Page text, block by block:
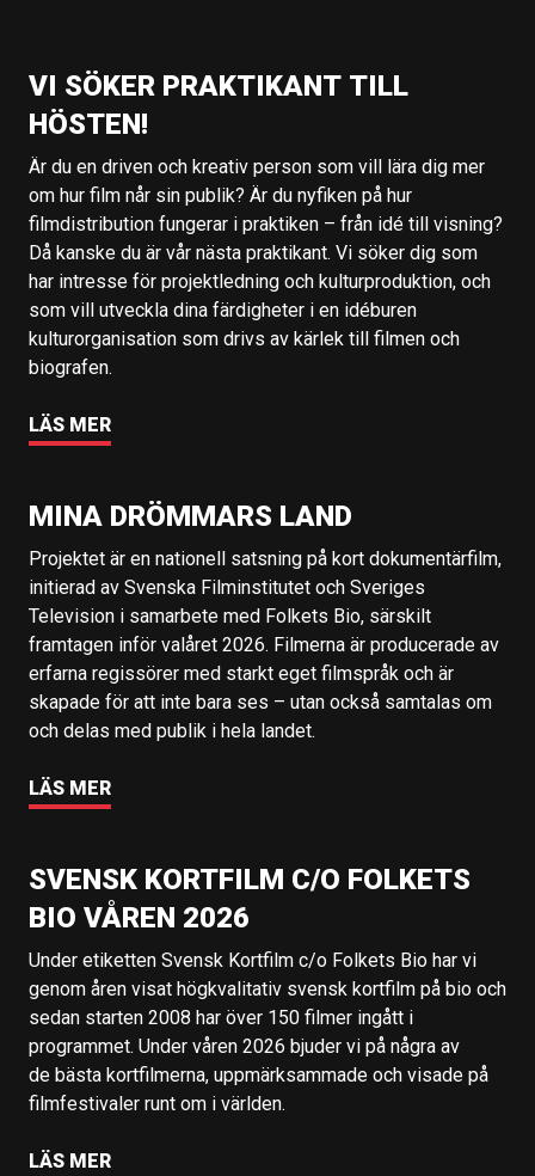
VI SÖKER PRAKTIKANT TILL
HÖSTEN!
Är du en driven och kreativ person som vill lära dig mer
om hur film når sin publik? Är du nyfiken på hur
filmdistribution fungerar i praktiken – från idé till visning?
Då kanske du är vår nästa praktikant. Vi söker dig som
har intresse för projektledning och kulturproduktion, och
som vill utveckla dina färdigheter i en idéburen
kulturorganisation som drivs av kärlek till filmen och
biografen.
LÄS MER
MINA DRÖMMARS LAND
Projektet är en nationell satsning på kort dokumentärfilm,
initierad av Svenska Filminstitutet och Sveriges
Television i samarbete med Folkets Bio, särskilt
framtagen inför valåret 2026. Filmerna är producerade av
erfarna regissörer med starkt eget filmspråk och är
skapade för att inte bara ses – utan också samtalas om
och delas med publik i hela landet.
LÄS MER
SVENSK KORTFILM C/O FOLKETS
BIO VÅREN 2026
Under etiketten Svensk Kortfilm c/o Folkets Bio har vi
genom åren visat högkvalitativ svensk kortfilm på bio och
sedan starten 2008 har över 150 filmer ingått i
programmet. Under våren 2026 bjuder vi på några av
de bästa kortfilmerna, uppmärksammade och visade på
filmfestivaler runt om i världen.
LÄS MER